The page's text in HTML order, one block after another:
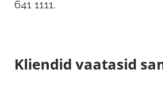
641 1111.
Kliendid vaatasid